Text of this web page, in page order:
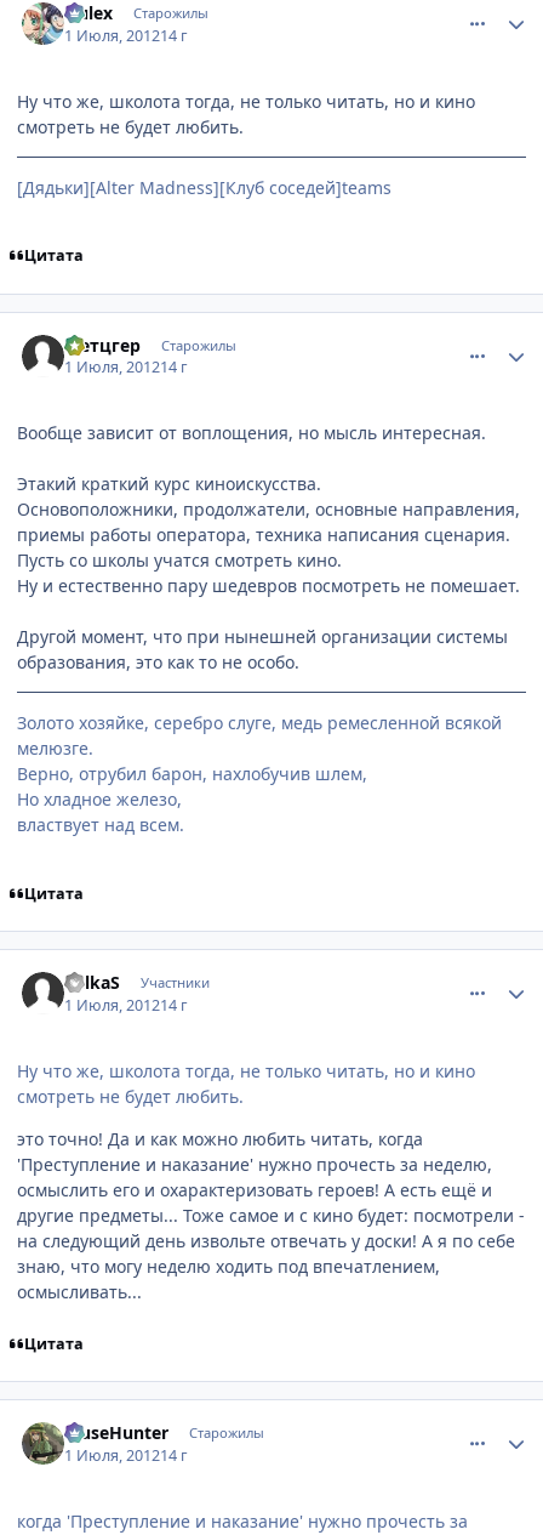
Nulex Старожилы
1 Июля, 201214 г
Ну что же, школота тогда, не только читать, но и кино
смотреть не будет любить.
[Дядьки][Alter Madness][Клуб соседей]teams
Цитата
Метцгер Старожилы
1 Июля, 201214 г
Вообще зависит от воплощения, но мысль интересная.
Этакий краткий курс киноискусства.
Основоположники, продолжатели, основные направления,
приемы работы оператора, техника написания сценария.
Пусть со школы учатся смотреть кино.
Ну и естественно пару шедевров посмотреть не помешает.
Другой момент, что при нынешней организации системы
образования, это как то не особо.
Золото хозяйке, серебро слуге, медь ремесленной всякой
мелюзге.
Верно, отрубил барон, нахлобучив шлем,
Но хладное железо,
властвует над всем.
Цитата
BelkaS Участники
1 Июля, 201214 г
Ну что же, школота тогда, не только читать, но и кино
смотреть не будет любить.
это точно! Да и как можно любить читать, когда
'Преступление и наказание' нужно прочесть за неделю,
осмыслить его и охарактеризовать героев! А есть ещё и
другие предметы... Тоже самое и с кино будет: посмотрели -
на следующий день извольте отвечать у доски! А я по себе
знаю, что могу неделю ходить под впечатлением,
осмысливать...
Цитата
MuseHunter Старожилы
1 Июля, 201214 г
когда 'Преступление и наказание' нужно прочесть за